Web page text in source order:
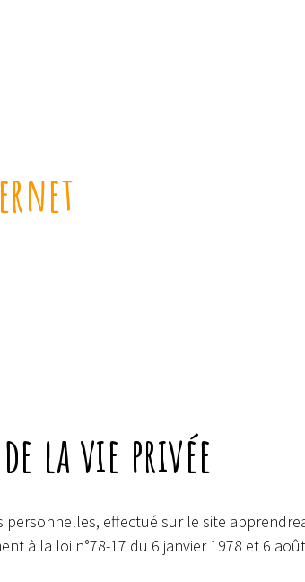
la vie privée
effectué sur le site
à la loi n°78-17 du 6 janvier 1978 et 6